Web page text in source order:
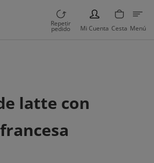
Repetir
pedido
PERSON
Mi Cuenta Cesta Menú
latte con